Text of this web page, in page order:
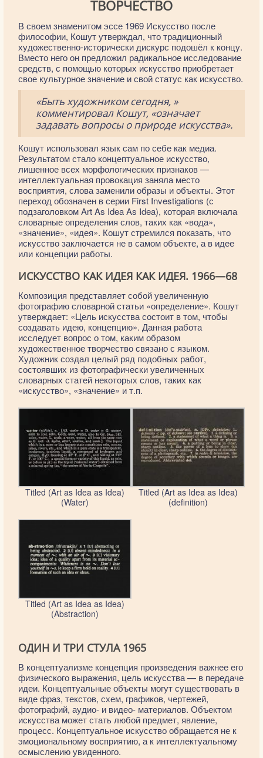
ТВОРЧЕСТВО
В своем знаменитом эссе 1969 Искусство после
философии, Кошут утверждал, что традиционный
художественно-исторически дискурс подошёл к концу.
Вместо него он предложил радикальное исследование
средств, с помощью которых искусство приобретает
свое культурное значение и свой статус как искусство.
«Быть художником сегодня, »
комментировал Кошут, «означает
задавать вопросы о природе искусства».
Кошут использовал язык сам по себе как медиа.
Результатом стало концептуальное искусство,
лишенное всех морфологических признаков —
интеллектуальная провокация заняла место
восприятия, слова заменили образы и объекты. Этот
переход обозначен в серии First Investigations (с
подзаголовком Art As Idea As Idea), которая включала
словарные определения слов, таких как «вода»,
«значение», «идея». Кошут стремился показать, что
искусство заключается не в самом объекте, а в идее
или концепции работы.
ИСКУССТВО КАК ИДЕЯ КАК ИДЕЯ. 1966—68
Композиция представляет собой увеличенную
фотографию словарной статьи «определение». Кошут
утверждает: «Цель искусства состоит в том, чтобы
создавать идею, концепцию». Данная работа
исследует вопрос о том, каким образом
художественное творчество связано с языком.
Художник создал целый ряд подобных работ,
состоявших из фотографически увеличенных
словарных статей некоторых слов, таких как
«искусство», «значение» и т.п.
Titled (Art as Idea as Idea)
(Water)
Titled (Art as Idea as Idea)
(definition)
Titled (Art as Idea as Idea)
(Abstraction)
ОДИН И ТРИ СТУЛА 1965
В концептуализме концепция произведения важнее его
физического выражения, цель искусства — в передаче
идеи. Концептуальные объекты могут существовать в
виде фраз, текстов, схем, графиков, чертежей,
фотографий, аудио- и видео- материалов. Объектом
искусства может стать любой предмет, явление,
процесс. Концептуальное искусство обращается не к
эмоциональному восприятию, а к интеллектуальному
осмыслению увиденного.